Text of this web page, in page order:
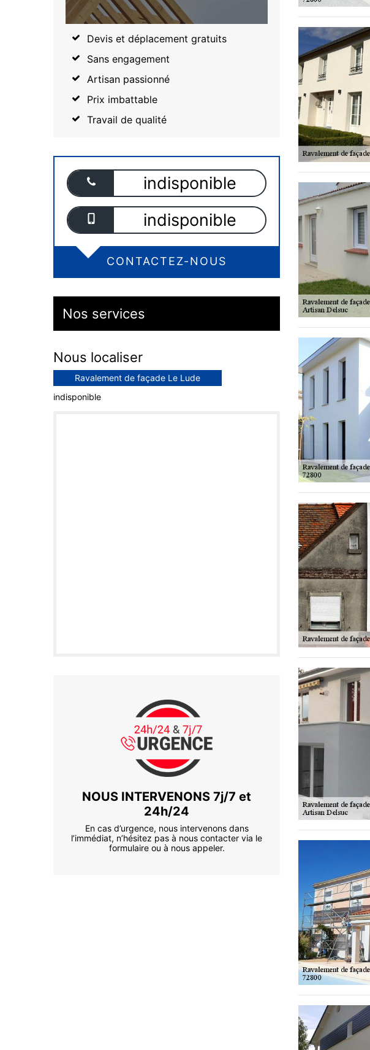
Devis et déplacement gratuits
Sans engagement
Artisan passionné
Prix imbattable
Travail de qualité
indisponible
indisponible
CONTACTEZ-NOUS
Nos services
Nous localiser
Ravalement de façade Le Lude
indisponible
NOUS INTERVENONS 7j/7 et
24h/24
En cas d’urgence, nous intervenons dans
l’immédiat, n’hésitez pas à nous contacter via le
formulaire ou à nous appeler.